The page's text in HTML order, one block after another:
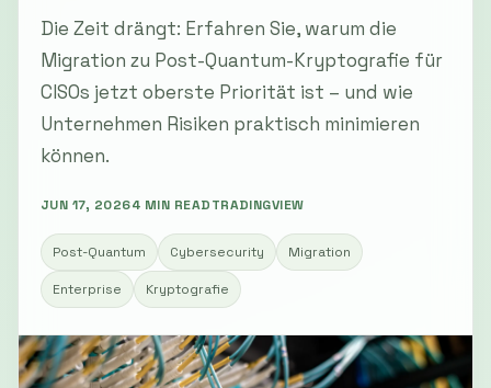
Die Zeit drängt: Erfahren Sie, warum die
Migration zu Post-Quantum-Kryptografie für
CISOs jetzt oberste Priorität ist – und wie
Unternehmen Risiken praktisch minimieren
können.
JUN 17, 20264 MIN READTRADINGVIEW
Post-Quantum Cybersecurity Migration
Enterprise Kryptografie